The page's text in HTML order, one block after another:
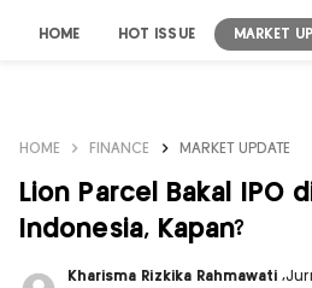
HOME HOT ISSUE MARKET
HOME FINANCE MARKET UPDATE
Lion Parcel Bakal IPO
Indonesia, Kapan?
Kharisma Rizkika Rahmawati,